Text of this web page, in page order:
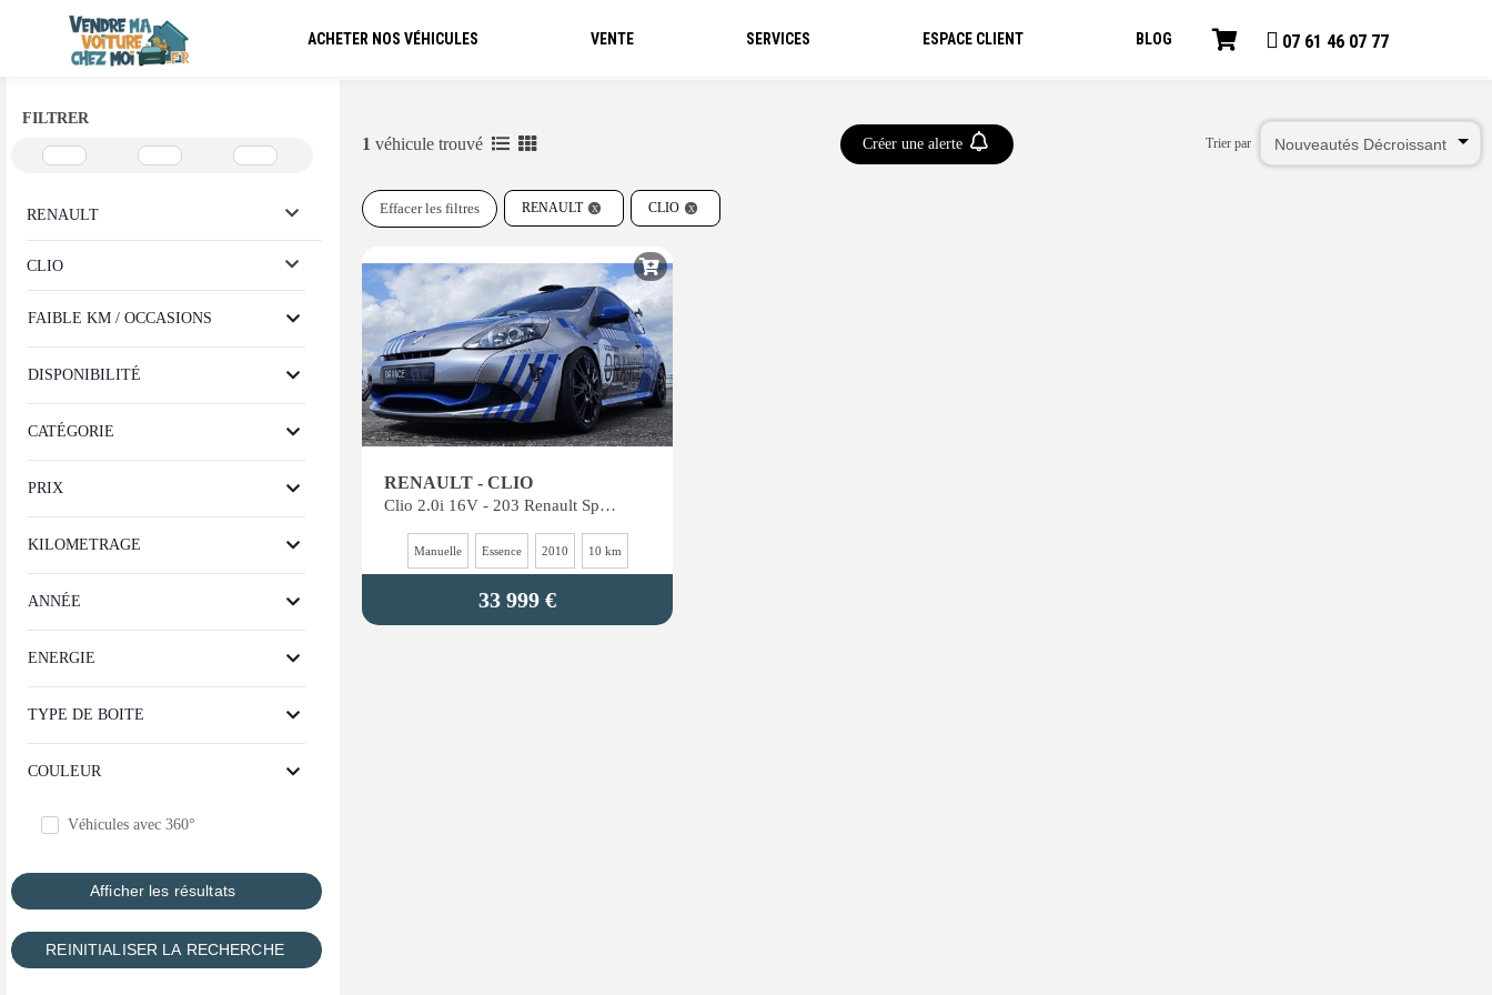
ACHETER NOS VÉHICULES VENTE SERVICES ESPACE CLIENT BLOG 07 61 46 07 77
FILTRER
RENAULT
CLIO
FAIBLE KM / OCCASIONS
DISPONIBILITÉ
CATÉGORIE
PRIX
KILOMETRAGE
ANNÉE
ENERGIE
TYPE DE BOITE
COULEUR
Véhicules avec 360°
1 véhicule trouvé Créer une alerte Trier par
RENAULT
Effacer les filtres CLIO
RENAULT - CLIO
Clio 2.0i 16V - 203 Renault Sport Cup 2010 - X85 Prête à courir
Manuelle Essence 2010 10 km
33 999 €